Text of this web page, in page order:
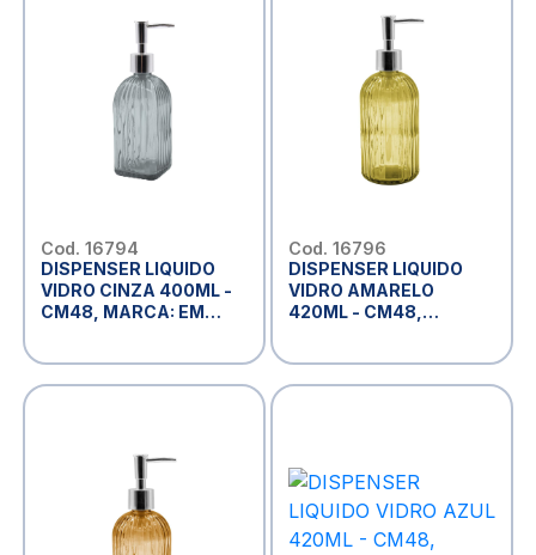
Cod. 16794
DISPENSER LIQUIDO
VIDRO CINZA 400ML -
CM48, MARCA: EM
Cod. 16796
DISPENSER LIQUIDO
VIDRO AMARELO
420ML - CM48,